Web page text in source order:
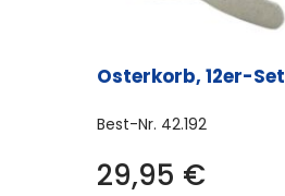
Osterkorb, 12er-Set
Best-Nr. 42.192
29,95 €